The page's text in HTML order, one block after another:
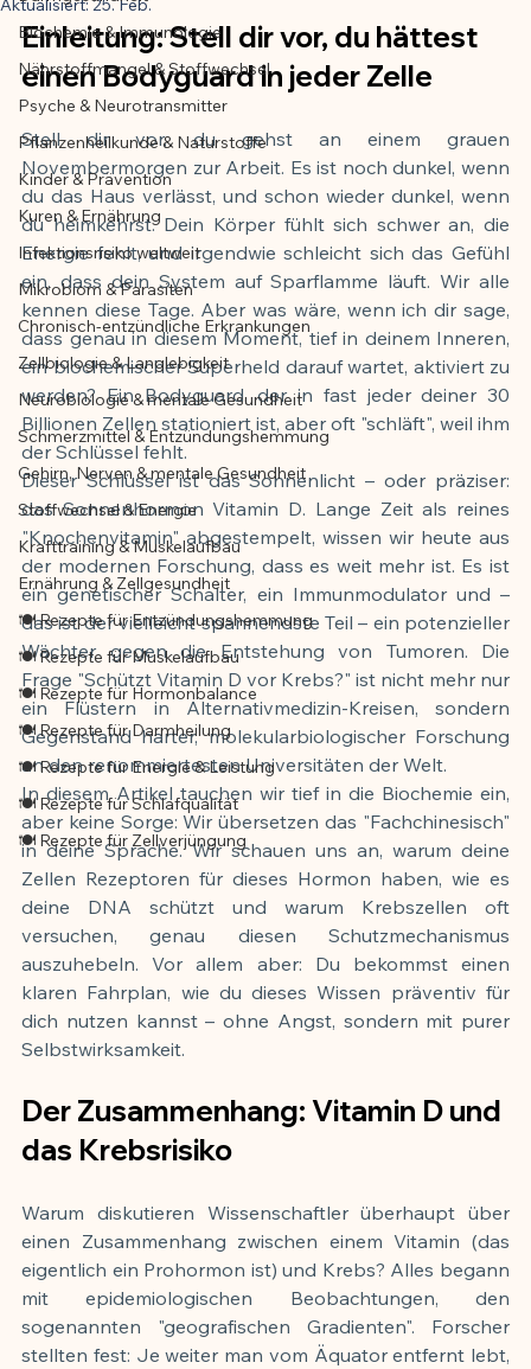
Der Artikel wurde mit Unterstützung von
KI erstellt und redaktionell geprüft vom
angegebenen Autor
Biochemie & Immunologie
Nährstoffmangel & Stoffwechsel
Psyche & Neurotransmitter
Pflanzenheilkunde & Naturstoffe
Kinder & Prävention
Kuren & Ernährung
Infektionsrisiko weltweit
Mikrobiom & Parasiten
Chronisch-entzündliche Erkrankungen
Zellbiologie & Langlebigkeit
Neurobiologie & mentale Gesundheit
Schmerzmittel & Entzündungshemmung
Gehirn, Nerven & mentale Gesundheit
Stoffwechsel & Energie
Krafttraining & Muskelaufbau
Ernährung & Zellgesundheit
🍽️ Rezepte für Entzündungshemmung
🍽️ Rezepte für Muskelaufbau
🍽️ Rezepte für Hormonbalance
🍽️ Rezepte für Darmheilung
🍽️ Rezepte für Energie & Leistung
🍽️ Rezepte für Schlafqualität
🍽️ Rezepte für Zellverjüngung
Einleitung: Stell dir vor, du hättest
einen Bodyguard in jeder Zelle
Stell dir vor, du gehst an einem grauen
Novembermorgen zur Arbeit. Es ist noch dunkel, wenn
du das Haus verlässt, und schon wieder dunkel, wenn
du heimkehrst. Dein Körper fühlt sich schwer an, die
Energie fehlt, und irgendwie schleicht sich das Gefühl
ein, dass dein System auf Sparflamme läuft. Wir alle
kennen diese Tage. Aber was wäre, wenn ich dir sage,
dass genau in diesem Moment, tief in deinem Inneren,
ein biochemischer Superheld darauf wartet, aktiviert zu
werden? Ein Bodyguard, der in fast jeder deiner 30
Billionen Zellen stationiert ist, aber oft "schläft", weil ihm
der Schlüssel fehlt.
Dieser Schlüssel ist das Sonnenlicht – oder präziser:
das Sonnenhormon Vitamin D. Lange Zeit als reines
"Knochenvitamin" abgestempelt, wissen wir heute aus
der modernen Forschung, dass es weit mehr ist. Es ist
ein genetischer Schalter, ein Immunmodulator und –
das ist der vielleicht spannendste Teil – ein potenzieller
Wächter gegen die Entstehung von Tumoren. Die
Frage "Schützt Vitamin D vor Krebs?" ist nicht mehr nur
ein Flüstern in Alternativmedizin-Kreisen, sondern
Gegenstand harter, molekularbiologischer Forschung
an den renommiertesten Universitäten der Welt.
In diesem Artikel tauchen wir tief in die Biochemie ein,
aber keine Sorge: Wir übersetzen das "Fachchinesisch"
in deine Sprache. Wir schauen uns an, warum deine
Zellen Rezeptoren für dieses Hormon haben, wie es
deine DNA schützt und warum Krebszellen oft
versuchen, genau diesen Schutzmechanismus
auszuhebeln. Vor allem aber: Du bekommst einen
klaren Fahrplan, wie du dieses Wissen präventiv für
dich nutzen kannst – ohne Angst, sondern mit purer
Selbstwirksamkeit.
Der Zusammenhang: Vitamin D und
das Krebsrisiko
Warum diskutieren Wissenschaftler überhaupt über
einen Zusammenhang zwischen einem Vitamin (das
eigentlich ein Prohormon ist) und Krebs? Alles begann
mit epidemiologischen Beobachtungen, den
sogenannten "geografischen Gradienten". Forscher
stellten fest: Je weiter man vom Äquator entfernt lebt,